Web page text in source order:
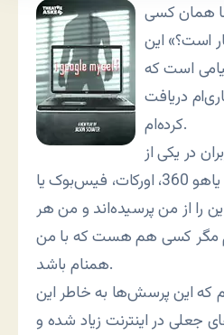
همان کسی
است؟» این
است که
دریافت
کرده‌ام.
در یکی از
شبکه‌های اجتماعی مثل یاهو 360، اورکات، فیس‌بوک یا
را از من پرسیده‌اند و من هر
مگر کسی هم هست که با من
همنام باشد.
که این پرسش‌ها به خاطر این
جعلی در اینترنت زیاد شده و